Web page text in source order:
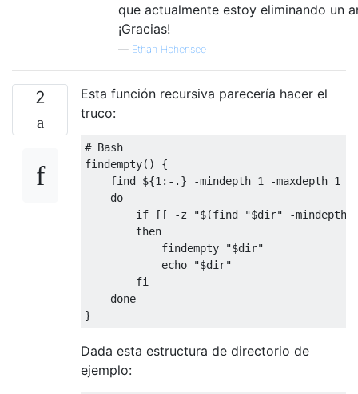
que actualmente estoy eliminando un
¡Gracias!
— Ethan Hohensee
2
Esta función recursiva parecería hacer el
truco:
# Bash
findempty()
{
    find $
{1 :-.} -mindepth 1 -maxdepth 1
do
if
[[ -z "$(find "$dir" -
then
            findempty
"$dir"
            echo
"$dir"
fi
done
}
Dada esta estructura de directorio de
ejemplo: